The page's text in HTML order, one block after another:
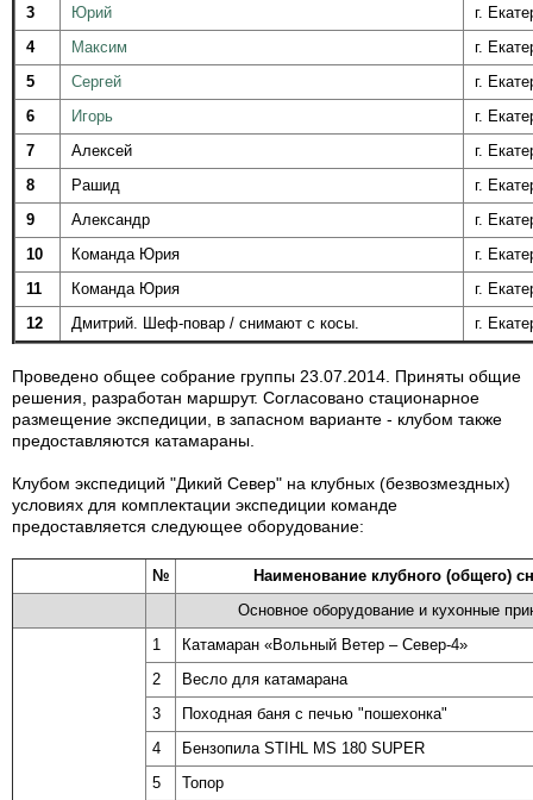
3
Юрий
г.
4
Максим
г.
5
Сергей
г.
6
Игорь
г.
7
Алексей
г.
8
Рашид
г.
9
Александр
г.
10
Команда Юрия
г.
11
Команда Юрия
г.
12
Дмитрий. Шеф-повар / снимают с косы. г.
Проведено общее собрание группы 23.07.2014. Приняты общие
решения, разработан маршрут. Согласовано стационарное
размещение экспедиции, в запасном варианте - клубом также
предоставляются катамараны.
Клубом экспедиций "Дикий Север" на клубных (безвозмездных)
условиях для комплектации экспедиции команде
предоставляется следующее оборудование:
№
Наименование клубного (общего)
Основное оборудование и кухонные
1
Катамаран «Вольный Ветер – Север-4»
2
Весло для катамарана
3
Походная баня с печью "пошехонка"
4
Бензопила STIHL MS 180 SUPER
5
Топор